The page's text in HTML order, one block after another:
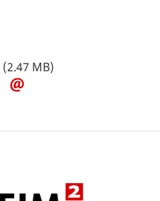
(2.47 MB)
Teile
diese